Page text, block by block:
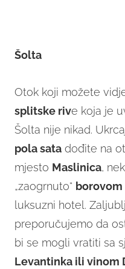
Šolta
Otok koji možete
splitske rive koja je
Šolta nije nikad.
pola sata dođite na
mjesto Maslinica,
„zaogrnuto“
luksuzni hotel.
preporučujemo da
bi se mogli vratiti sa
Levantinka ili vinom